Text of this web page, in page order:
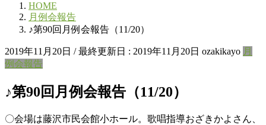
HOME
月例会報告
♪第90回月例会報告（11/20）
2019年11月20日 / 最終更新日 : 2019年11月20日 ozakikayo 月
例会報告
♪第90回月例会報告（11/20）
〇会場は藤沢市民会館小ホール。歌唱指導おざきかよさん、